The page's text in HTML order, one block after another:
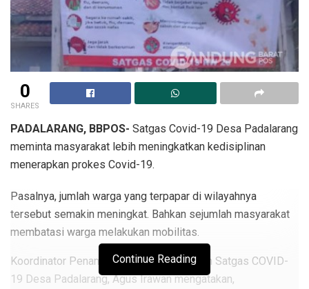
0
SHARES
PADALARANG, BBPOS- Satgas Covid-19 Desa Padalarang
meminta masyarakat lebih meningkatkan kedisiplinan
menerapkan prokes Covid-19.
Pasalnya, jumlah warga yang terpapar di wilayahnya
tersebut semakin meningkat. Bahkan sejumlah masyarakat
membatasi warga melakukan mobilitas.
Koordinator Penanganan dan Pengawasan Satgas COVID-
19 Desa Padalarang, Agus Irawan mengatakan,
Continue Reading